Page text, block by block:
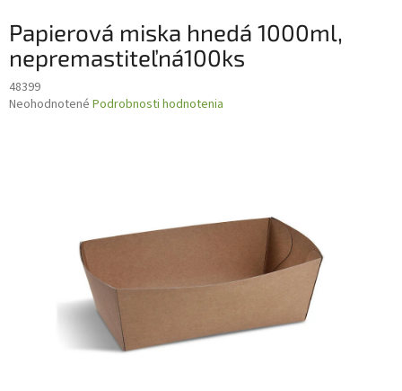
Papierová miska hnedá 1000ml,
nepremastiteľná100ks
48399
Priemerné
Neohodnotené Podrobnosti hodnotenia